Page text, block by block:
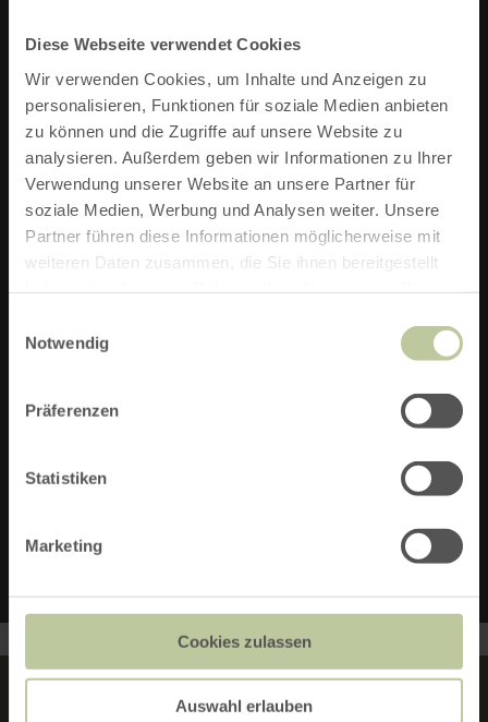
Diese Webseite verwendet Cookies
Wir verwenden Cookies, um Inhalte und Anzeigen zu
personalisieren, Funktionen für soziale Medien anbieten
zu können und die Zugriffe auf unsere Website zu
analysieren. Außerdem geben wir Informationen zu Ihrer
Verwendung unserer Website an unsere Partner für
soziale Medien, Werbung und Analysen weiter. Unsere
Partner führen diese Informationen möglicherweise mit
weiteren Daten zusammen, die Sie ihnen bereitgestellt
Notwendig
Präferenzen
Statistiken
Marketing
Cookies zulassen
Auswahl erlauben
HAUS DER KANUTEN, ZERKALL
ZIEL:
HAUS DER KANUTEN, ZERKALL
STRECKE:14,8 KM
TOURENART:
AUFSTIEG: